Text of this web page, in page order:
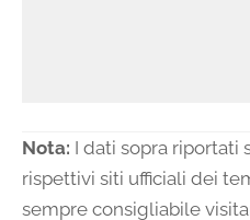
Nota: I dati sopra riportati
rispettivi siti ufficiali dei
sempre consigliabile